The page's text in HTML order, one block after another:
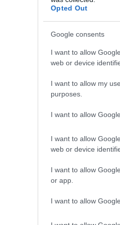
Opted Out
Google consents
I want to allow
web or device
I want to allow my
purposes.
I want to allow
I want to allow
web or device
I want to allow
or app.
I want to allow
elmondta,
Hamed
támadás
A drúz